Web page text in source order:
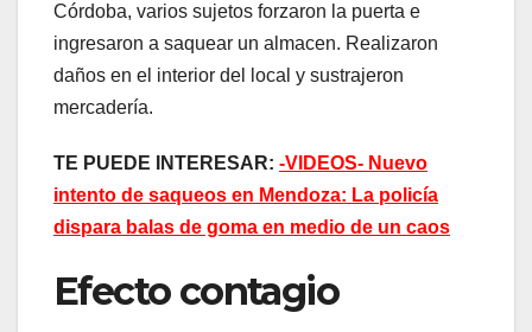
Córdoba, varios sujetos forzaron la puerta e
ingresaron a saquear un almacen. Realizaron
daños en el interior del local y sustrajeron
mercadería.
TE PUEDE INTERESAR: -VIDEOS- Nuevo
intento de saqueos en Mendoza: La policía
dispara balas de goma en medio de un caos
Efecto contagio